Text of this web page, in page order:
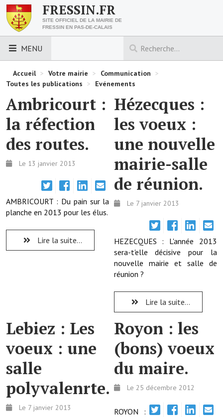
FRESSIN.FR
SITE OFFICIEL DE LA MAIRIE DE
FRESSIN EN PAS-DE-CALAIS
MENU
LES ESSENTIELS
Découvrez Fressin
Venir à Fressin
Les foulées fressinoises
Démarches administratives
Terrains et maisons à vendre
VOTRE MAIRIE
Elus et agents
L'équipe municipale
Le personnel municipal
Accueil > Votre mairie > Communication >
Toutes les publications > Evénements
Ambricourt :
la réfection
des routes.
Le 13 janvier 2013
AMBRICOURT : Du pain sur la
planche en 2013 pour les élus.
Lire la suite...
Hézecques :
les voeux :
une nouvelle
mairie-salle
de réunion.
Le 7 janvier 2013
HEZECQUES : L'année 2013
sera-t'elle décisive pour la
nouvelle mairie et salle de
réunion ?
Lire la suite...
Lebiez : Les
voeux : une
salle
polyvalenrte.
Le 7 janvier 2013
Royon : les
(bons) voeux
du maire.
Le 25 décembre 2012
ROYON :